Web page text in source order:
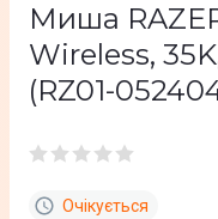
Миша
Wireless,
(RZ01-
Очікується